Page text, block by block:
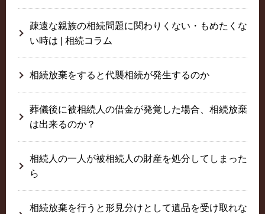
疎遠な親族の相続問題に関わりくない・もめたくな
い時は | 相続コラム
相続放棄をすると代襲相続が発生するのか
葬儀後に被相続人の借金が発覚した場合、相続放棄
は出来るのか？
相続人の一人が被相続人の財産を処分してしまった
ら
相続放棄を行うと形見分けとして遺品を受け取れな